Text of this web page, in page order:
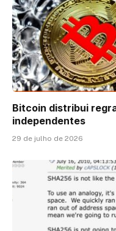
Bitcoin distribui
independentes
29 de julho de 2026